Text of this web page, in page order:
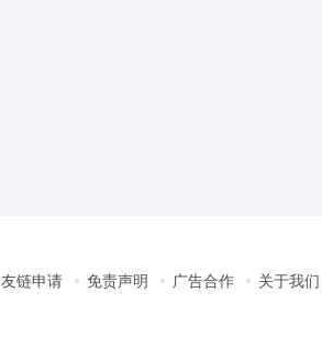
友链申请 免责声明 广告合作 关于我们